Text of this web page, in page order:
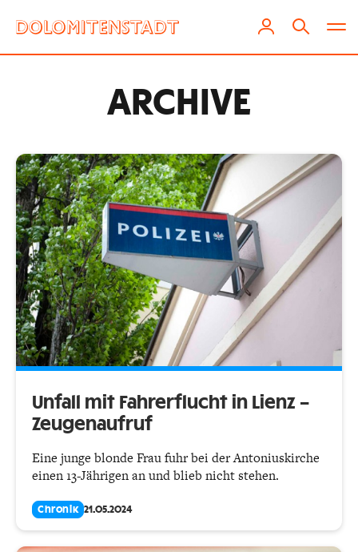
ARCHIVE
Unfall mit Fahrerflucht in Lienz –
Zeugenaufruf
Eine junge blonde Frau fuhr bei der Antoniuskirche
einen 13-Jährigen an und blieb nicht stehen.
Chronik 21.05.2024